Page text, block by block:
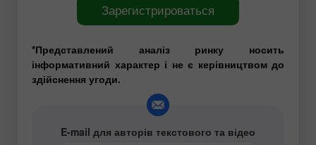
Зарегистрироваться
*Представлений аналіз ринку носить
інформативний характер і не є керівництвом до
здійснення угоди.
E-mail для авторів текстового та відео